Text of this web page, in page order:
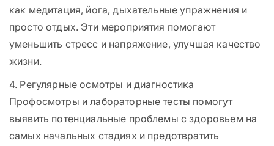
как медитация, йога, дыхательные упражнения и
просто отдых. Эти мероприятия помогают
уменьшить стресс и напряжение, улучшая качество
жизни.
4. Регулярные осмотры и диагностика
Профосмотры и лабораторные тесты помогут
выявить потенциальные проблемы с здоровьем на
самых начальных стадиях и предотвратить